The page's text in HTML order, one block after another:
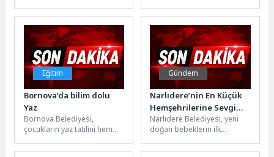
İstanköy (Kos) ve Rodos’a
yönelik feribot...
kesmeden yükselmeye
devam ediyor. Bu
kapsamda...
Eğitim
Bornova’da bilim dolu
Yaz
Bornova Belediyesi,
çocukların yaz tatilini hem
aktivitelerle geçirmesi için
Gündem
Narlıdere’nin En Küçük
Hemşehrilerine Sevgi
Dolu Hoş Geldin
Narlıdere Belediyesi, yeni
doğan bebeklerin ilk
ve ailelerin bu özel